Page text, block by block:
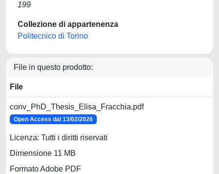
199
Collezione di appartenenza
Politecnico di Torino
File in questo prodotto:
File
conv_PhD_Thesis_Elisa_Fracchia.pdf
Open Access dal 13/02/2026
Licenza: Tutti i diritti riservati
Dimensione 11 MB
Formato Adobe PDF